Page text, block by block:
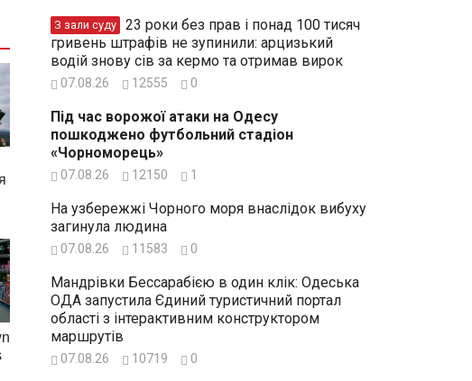
З зали суду
гривень штрафів не зупинили: арцизький
водій знову сів за кермо та отримав вирок
07.08.26 12555 0
Під час ворожої атаки на Одесу
пошкоджено футбольний стадіон
«Чорноморець»
07.08.26 12150 1
На узбережжі Чорного моря внаслідок вибуху
загинула людина
07.08.26 11583 0
Мандрівки Бессарабією в один клік: Одеська
ОДА запустила Єдиний туристичний портал
області з інтерактивним конструктором
маршрутів
07.08.26 10719 0